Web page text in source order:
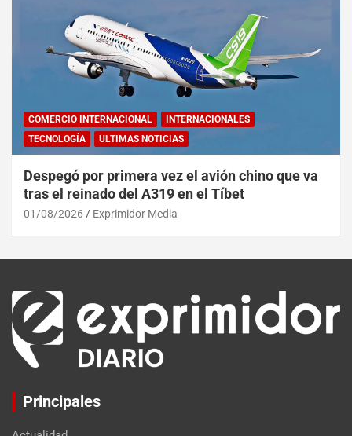
COMERCIO INTERNACIONAL
INTERNACIONALES
TECNOLOGÍA
ULTIMAS NOTICIAS
Despegó por primera vez el avión chino que va
tras el reinado del A319 en el Tíbet
01/08/2026 Exprimidor Media
Principales